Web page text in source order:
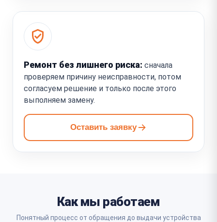
Ремонт без лишнего риска: сначала
проверяем причину неисправности, потом
согласуем решение и только после этого
выполняем замену.
Оставить заявку
Как мы работаем
Понятный процесс от обращения до выдачи устройства